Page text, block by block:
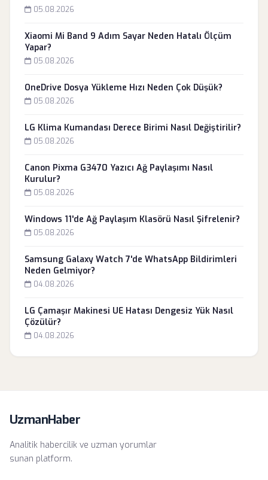
05.08.2026
Xiaomi Mi Band 9 Adım Sayar Neden Hatalı Ölçüm
Yapar?
05.08.2026
OneDrive Dosya Yükleme Hızı Neden Çok Düşük?
05.08.2026
LG Klima Kumandası Derece Birimi Nasıl Değiştirilir?
05.08.2026
Canon Pixma G3470 Yazıcı Ağ Paylaşımı Nasıl
Kurulur?
05.08.2026
Windows 11'de Ağ Paylaşım Klasörü Nasıl Şifrelenir?
05.08.2026
Samsung Galaxy Watch 7'de WhatsApp Bildirimleri
Neden Gelmiyor?
04.08.2026
LG Çamaşır Makinesi UE Hatası Dengesiz Yük Nasıl
Çözülür?
04.08.2026
UzmanHaber
Analitik habercilik ve uzman yorumlar
sunan platform.